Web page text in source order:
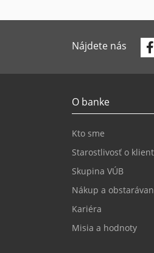
Nájdete nás
O banke
Kto sme
Starostlivosť o
Skupina VÚB
Nákup a
Kariéra
Misia a hodnoty